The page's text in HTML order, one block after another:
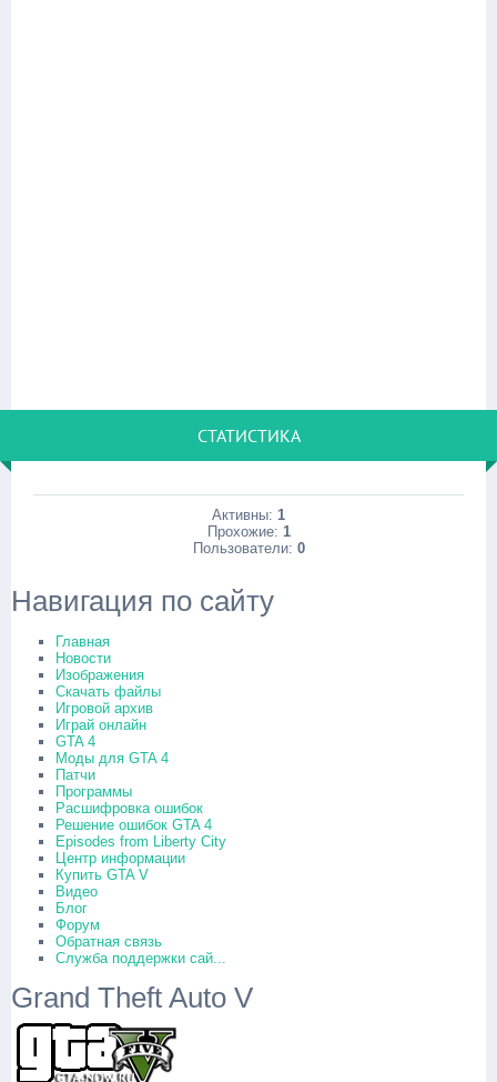
СТАТИСТИКА
Активны: 1
Прохожие: 1
Пользователи: 0
Навигация по сайту
Главная
Новости
Изображения
Скачать файлы
Игровой архив
Играй онлайн
GTA 4
Моды для GTA 4
Патчи
Программы
Расшифровка ошибок
Решение ошибок GTA 4
Episodes from Liberty City
Центр информации
Купить GTA V
Видео
Блог
Форум
Обратная связь
Служба поддержки сай...
Grand Theft Auto V